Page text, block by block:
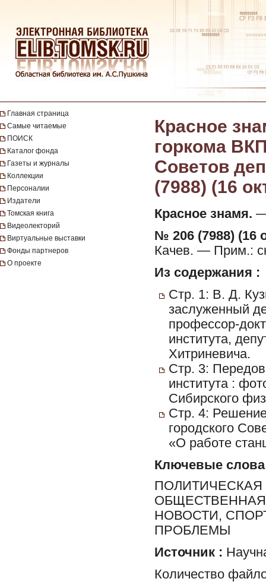
Главная страница
Самые читаемые
ПОИСК
Каталог фонда
Газеты и журналы
Коллекции
Персоналии
Издатели
Томская книга
Видеолекторий
Виртуальные выставки
Фонды партнеров
О проекте
Красное
горкома
Советов
(7988) (16
Красное знамя. —
№ 206 (7988) (16
Качев. — Прим.:
Из содержания :
Стр. 1: В. Д.
заслуженный
профессор-
института,
Хитриневича.
Стр. 3:
института :
Сибирского
Стр. 4:
городского
«О работе
Ключевые слова
НОВОСТИ,
ПРОБЛЕМЫ
Источник :
Количество